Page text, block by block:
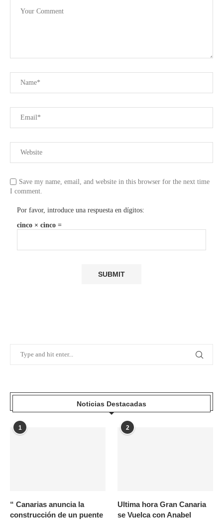
Save my name, email, and website in this browser for the next time
I comment.
Por favor, introduce una respuesta en dígitos:
cinco × cinco =
Noticias Destacadas
1
“ Canarias anuncia la
construcción de un puente
2
Ultima hora Gran Canaria
se Vuelca con Anabel